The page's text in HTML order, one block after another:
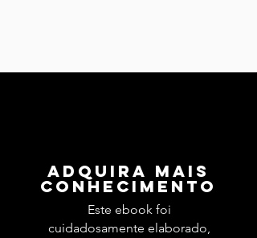
Adquira mais
conhecimento
Este ebook foi
cuidadosamente elaborado,